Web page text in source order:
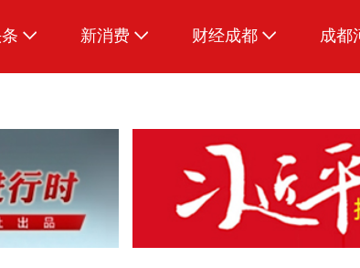
造
新消费 财经成都 成都